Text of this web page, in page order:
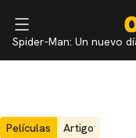
Spider-Man: Un nuevo
Películas Artigo